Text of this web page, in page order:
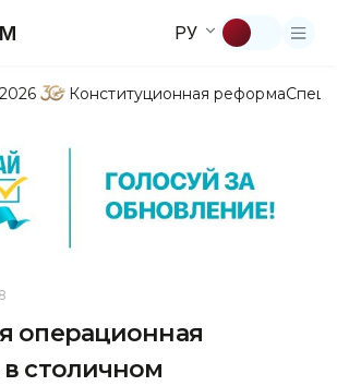
РУ
Конституционная реформа
операционная
столичном